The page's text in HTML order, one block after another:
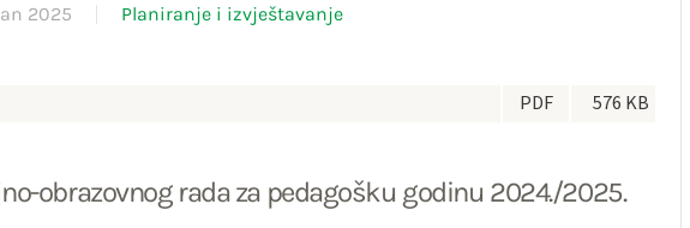
2025 Planiranje i izvještavanje
PDF 576 KB
obrazovnog rada za pedagošku godinu 2024./2025.